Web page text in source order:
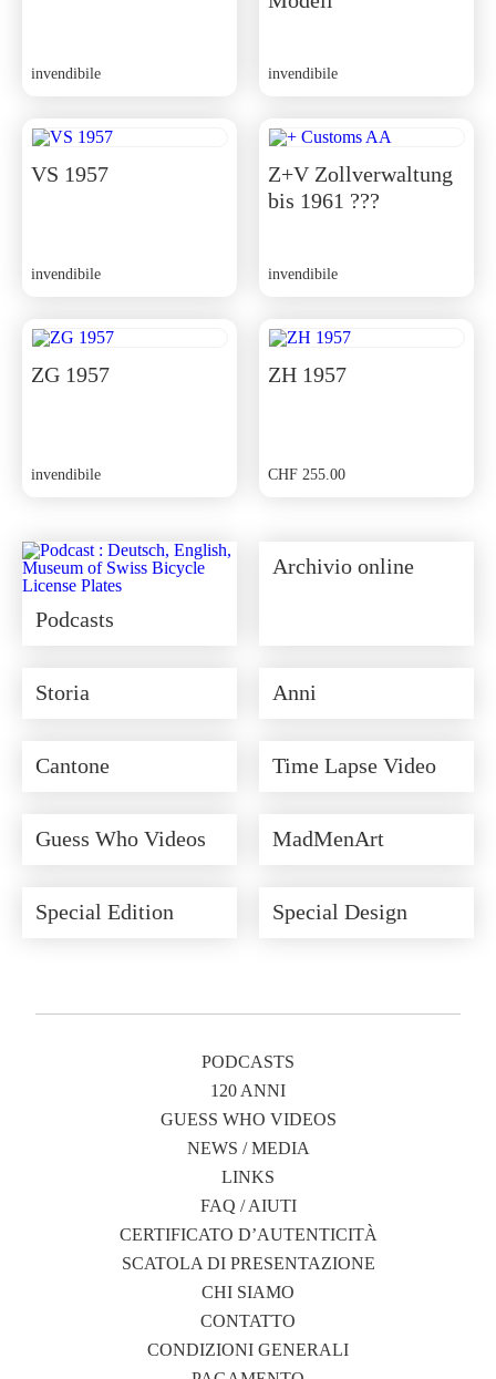
invendibile invendibile
VS 1957
invendibile
Z+V Zollverwaltung
bis 1961 ???
invendibile
ZG 1957
invendibile
ZH 1957
CHF 255.00
Podcasts
Archivio online
Storia Anni
Cantone Time Lapse Video
Guess Who Videos MadMenArt
Special Edition Special Design
PODCASTS
120 ANNI
GUESS WHO VIDEOS
NEWS / MEDIA
LINKS
FAQ / AIUTI
CERTIFICATO D’AUTENTICITÀ
SCATOLA DI PRESENTAZIONE
CHI SIAMO
CONTATTO
CONDIZIONI GENERALI